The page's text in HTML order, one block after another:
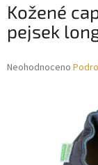
Kožené
pejsek
Průměrné
Neohodnoceno